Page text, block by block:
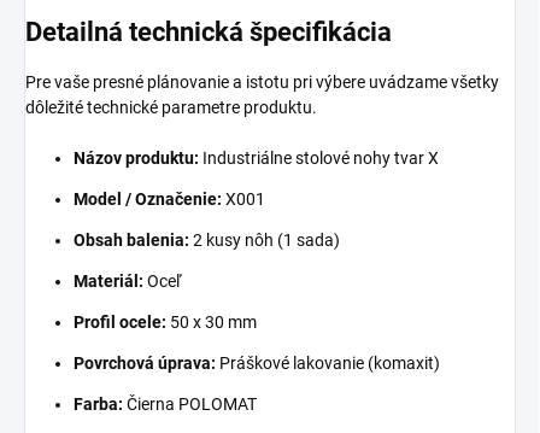
Detailná technická špecifikácia
Pre vaše presné plánovanie a istotu pri výbere uvádzame všetky
dôležité technické parametre produktu.
Názov produktu: Industriálne stolové nohy tvar X
Model / Označenie: X001
Obsah balenia: 2 kusy nôh (1 sada)
Materiál: Oceľ
Profil ocele: 50 x 30 mm
Povrchová úprava: Práškové lakovanie (komaxit)
Farba: Čierna POLOMAT